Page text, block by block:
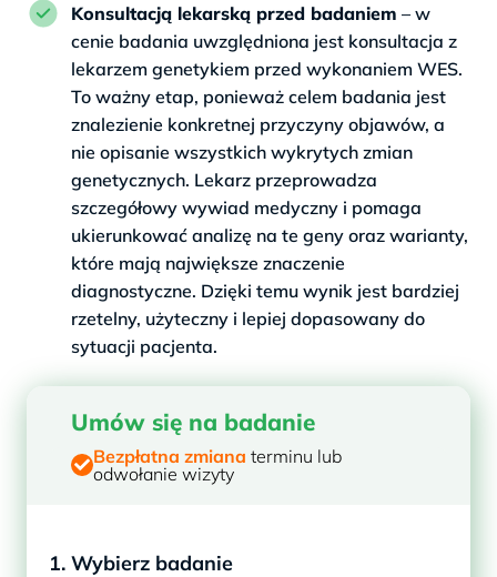
Konsultacją lekarską przed badaniem – w
cenie badania uwzględniona jest konsultacja z
lekarzem genetykiem przed wykonaniem WES.
To ważny etap, ponieważ celem badania jest
znalezienie konkretnej przyczyny objawów, a
nie opisanie wszystkich wykrytych zmian
genetycznych. Lekarz przeprowadza
szczegółowy wywiad medyczny i pomaga
ukierunkować analizę na te geny oraz warianty,
które mają największe znaczenie
diagnostyczne. Dzięki temu wynik jest bardziej
rzetelny, użyteczny i lepiej dopasowany do
sytuacji pacjenta.
Umów się na badanie
Bezpłatna zmiana terminu lub
odwołanie wizyty
1. Wybierz badanie